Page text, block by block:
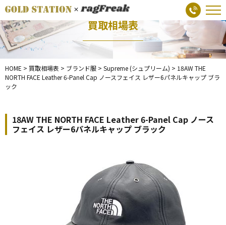
買取相場表
HOME > 買取相場表 > ブランド服 > Supreme (シュプリーム) > 18AW THE
NORTH FACE Leather 6-Panel Cap ノースフェイス レザー6パネルキャップ ブラ
ック
18AW THE NORTH FACE Leather 6-Panel Cap ノース
フェイス レザー6パネルキャップ ブラック